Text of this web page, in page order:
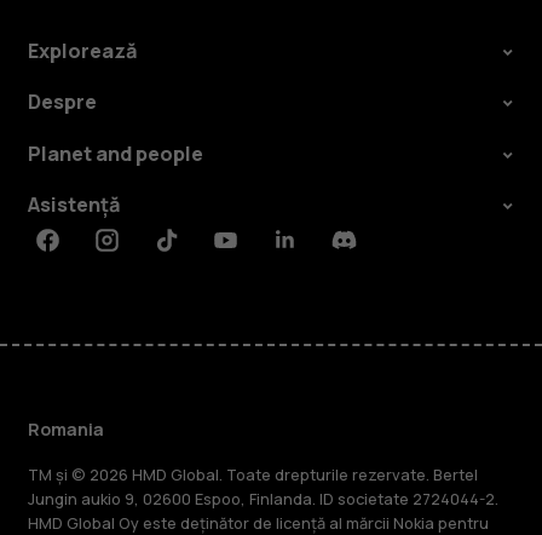
Explorează
Despre
Planet and people
Asistență
FacebookInstagramTiktokYoutubeLinkedinDiscord
Romania
TM și © 2026 HMD Global. Toate drepturile rezervate. Bertel
Jungin aukio 9, 02600 Espoo, Finlanda. ID societate 2724044-2.
HMD Global Oy este deținător de licență al mărcii Nokia pentru